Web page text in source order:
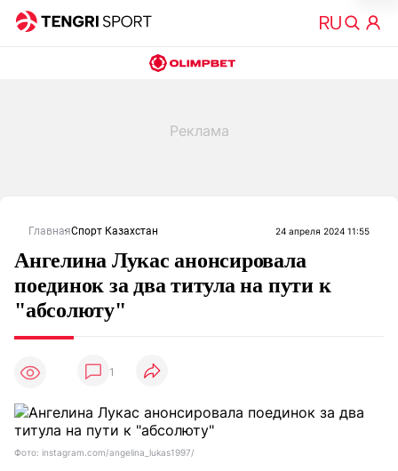
ГлавнаяСпорт Казахстан 24 апреля 2024 11:55
Ангелина Лукас анонсировала
поединок за два титула на пути к
"абсолюту"
1
Фото: instagram.com/angelina_lukas1997/